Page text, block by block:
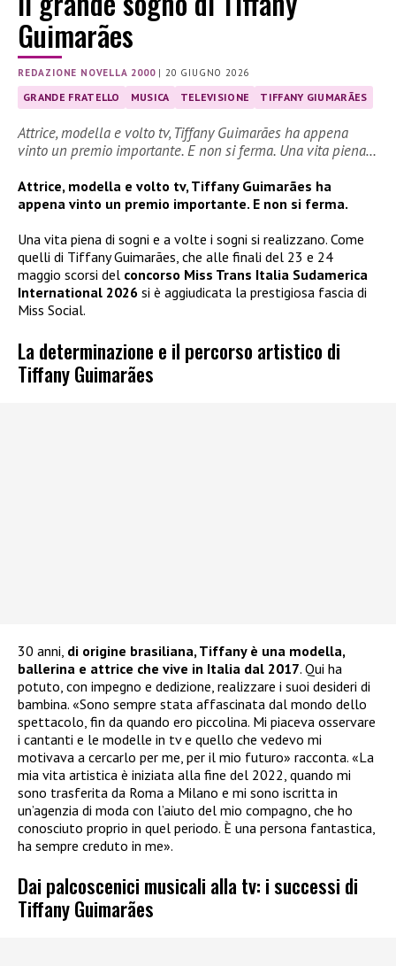
Guimarães
REDAZIONE NOVELLA 2000|20 GIUGNO 2026
GRANDE FRATELLO MUSICA TELEVISIONE TIFFANY GIUMARÃES
Attrice, modella e volto tv, Tiffany Guimarães ha appena
vinto un premio importante. E non si ferma. Una vita piena…
Attrice, modella e volto tv, Tiffany Guimarães ha
appena vinto un premio importante. E non si ferma.
Una vita piena di sogni e a volte i sogni si realizzano. Come
quelli di Tiffany Guimarães, che alle finali del 23 e 24
maggio scorsi del concorso Miss Trans Italia Sudamerica
International 2026 si è aggiudicata la prestigiosa fascia di
Miss Social.
La determinazione e il percorso artistico di
Tiffany Guimarães
30 anni, di origine brasiliana, Tiffany è una modella,
ballerina e attrice che vive in Italia dal 2017. Qui ha
potuto, con impegno e dedizione, realizzare i suoi desideri di
bambina. «Sono sempre stata affascinata dal mondo dello
spettacolo, fin da quando ero piccolina. Mi piaceva osservare
i cantanti e le modelle in tv e quello che vedevo mi
motivava a cercarlo per me, per il mio futuro» racconta. «La
mia vita artistica è iniziata alla fine del 2022, quando mi
sono trasferita da Roma a Milano e mi sono iscritta in
un’agenzia di moda con l’aiuto del mio compagno, che ho
conosciuto proprio in quel periodo. È una persona fantastica,
ha sempre creduto in me».
Dai palcoscenici musicali alla tv: i successi di
Tiffany Guimarães